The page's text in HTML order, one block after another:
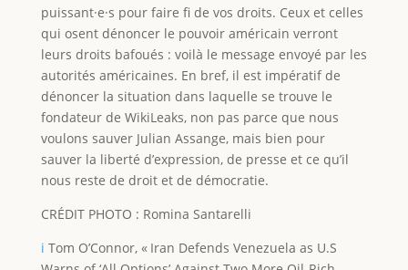
puissant·e·s pour faire fi de vos droits. Ceux et celles
qui osent dénoncer le pouvoir américain verront
leurs droits bafoués : voilà le message envoyé par les
autorités américaines. En bref, il est impératif de
dénoncer la situation dans laquelle se trouve le
fondateur de WikiLeaks, non pas parce que nous
voulons sauver Julian Assange, mais bien pour
sauver la liberté d’expression, de presse et ce qu’il
nous reste de droit et de démocratie.
CRÉDIT PHOTO : Romina Santarelli
i Tom O’Connor, « Iran Defends Venezuela as U.S